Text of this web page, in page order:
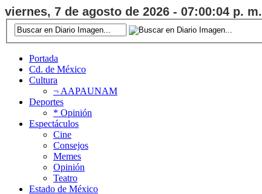
viernes, 7 de agosto de 2026 - 07:00:04 p. m.
Portada
Cd. de México
Cultura
¬ AAPAUNAM
Deportes
* Opinión
Espectáculos
Cine
Consejos
Memes
Opinión
Teatro
Estado de México